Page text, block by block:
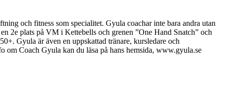
och fitness som specialitet. Gyula coachar inte bara andra utan
2e plats på VM i Kettebells och grenen ”One Hand Snatch” och
Gyula är även en uppskattad tränare, kursledare och
om Coach Gyula kan du läsa på hans hemsida, www.gyula.se